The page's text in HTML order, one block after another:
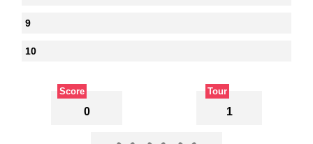
9
10
Score
0
Tour
1